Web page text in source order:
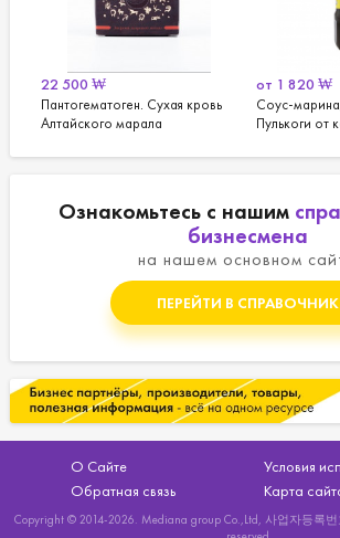
22 500 ₩
Пантогематоген. Сухая кровь
Алтайского марала
от 1 820 ₩
Соус-
Пулькоги от
Ознакомьтесь с нашим
бизнесмена
на нашем основном
ПЕРЕЙТИ В СПРАВОЧНИК
О Сайте
Условия
Обратная связь
Карта
Copyright © 2014-2026. Mediana group Co.,Ltd, 사업자등록